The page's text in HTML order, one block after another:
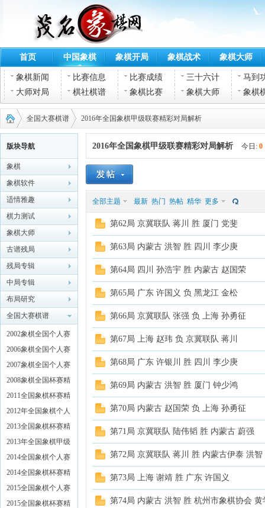
首页 中国象棋 象棋开局 象棋战术 象棋大师
象棋新闻 比赛信息 比赛成绩 三十六计
马到
大师对局
棋社棋谱 象棋比赛 象棋大师 象棋
茂名
象棋
›
全国大赛棋谱
›
2016年全国象棋甲级联赛精彩对局解析
版块导航
象棋
象棋软件
适情雅趣
棋力测试
象棋大师
古谱残局
残局专辑
中局专辑
布局研究
全国大赛棋谱
2002象棋全国个人赛
精彩对局解析
2006象棋全国个人赛
精彩对局解析
2007象棋全国个人赛
精彩对局解析
2008象棋全国杯赛精
彩对局解析
2011全国象棋杯赛精
彩对局解析
2012年全国象棋个人
锦标赛特辑
2013全国象棋杯赛精
彩对局解析
2013年全国象棋甲级
联赛特辑
2014全国象棋个人赛
精彩对局解析
2014全国象棋杯赛精
彩对局解析
2015全国象棋个人赛
精彩对局解析
2015全国象棋杯赛精
2016年全国象棋甲级联赛精彩对局解析 今日: 0
全部主题 最新 热门 热帖 精华 更多
第62局 京冀联队 蒋川 胜 厦门 党斐
第63局 内蒙古 洪智 胜 四川 李少庚
第64局 四川 孙浩宇 胜 内蒙古 赵国荣
第65局 广东 许国义 负 黑龙江 金松
第66局 京冀联队 张强 负 上海 孙勇征
第67局 上海 赵玮 负 京冀联队 蒋川
第68局 广东 许银川 胜 四川 李少庚
第69局 内蒙古 洪智 胜 厦门 钟少鸿
第70局 内蒙古 赵国荣 负 上海 孙勇征
第71局 京冀联队 陆伟韬 胜 内蒙古 蔚强
第72局 京冀联队 蒋川 胜 内蒙古伊泰 洪智
第73局 上海 谢靖 胜 广东 许国义
第74局 内蒙古 洪智 胜 杭州市象棋协会 黄